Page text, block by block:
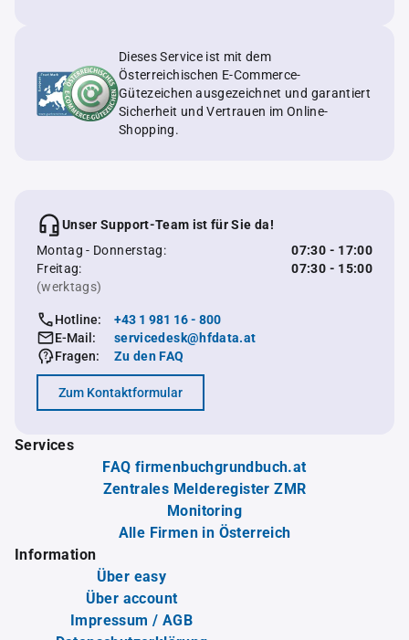
Dieses Service ist mit dem
Österreichischen E-Commerce-
Gütezeichen ausgezeichnet und garantiert
Sicherheit und Vertrauen im Online-
Shopping.
Unser Support-Team ist für Sie da!
Montag - Donnerstag:
07:30 - 17:00
Freitag:
07:30 - 15:00
(werktags)
Hotline:
+43 1 981 16 - 800
E-Mail:
servicedesk@hfdata.at
Fragen:
Zu den FAQ
Zum Kontaktformular
Services
FAQ firmenbuchgrundbuch.at
Zentrales Melderegister ZMR
Monitoring
Alle Firmen in Österreich
Information
Über easy
Über account
Impressum / AGB